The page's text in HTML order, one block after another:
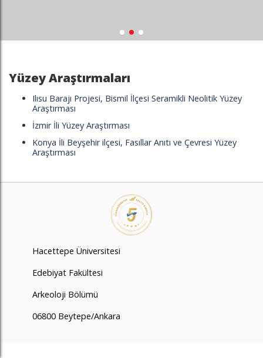
Yüzey Araştırmaları
Ilısu Barajı Projesi, Bismil İlçesi Seramikli Neolitik Yüzey
Araştırması
İzmir İli Yüzey Araştırması
Konya İli Beyşehir ilçesi, Fasıllar Anıtı ve Çevresi Yüzey
Araştırması
Hacettepe Üniversitesi
Edebiyat Fakültesi
Arkeoloji Bölümü
06800 Beytepe/Ankara